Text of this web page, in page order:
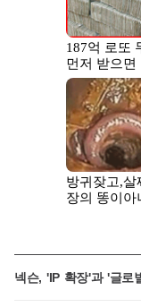
넥슨, 'IP 확장'과 '글로